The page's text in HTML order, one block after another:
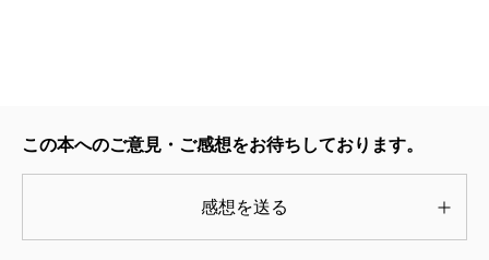
この本へのご意見・ご感想をお待ちしております。
感想を送る